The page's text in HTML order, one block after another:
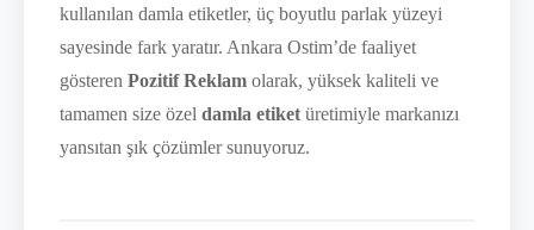
kullanılan damla etiketler, üç boyutlu parlak yüzeyi
sayesinde fark yaratır. Ankara Ostim’de faaliyet
gösteren Pozitif Reklam olarak, yüksek kaliteli ve
tamamen size özel damla etiket üretimiyle markanızı
yansıtan şık çözümler sunuyoruz.